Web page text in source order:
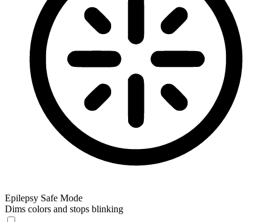
Epilepsy Safe Mode
Dims colors and stops blinking